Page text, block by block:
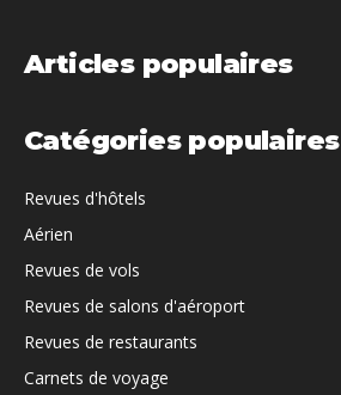
Articles populaires
Catégories populaires
Revues d'hôtels
Aérien
Revues de vols
Revues de salons d'aéroport
Revues de restaurants
Carnets de voyage